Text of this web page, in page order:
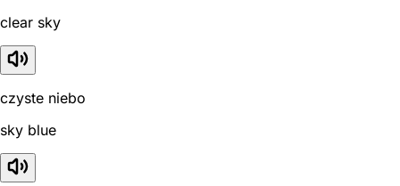
clear sky
czyste niebo
sky blue